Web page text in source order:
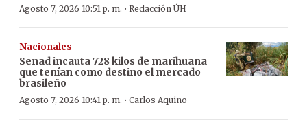
Agosto 7, 2026 10:51 p. m. · Redacción ÚH
Nacionales
Senad incauta 728 kilos de marihuana
que tenían como destino el mercado
brasileño
Agosto 7, 2026 10:41 p. m. · Carlos Aquino